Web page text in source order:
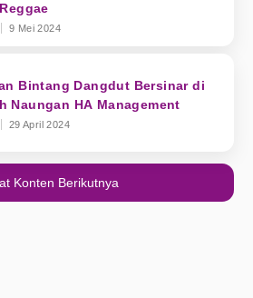
9 Mei 2024
Bintang Dangdut Bersinar di
Naungan HA Management
29 April 2024
Konten Berikutnya